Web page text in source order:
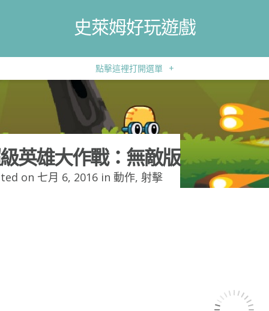
史萊姆好玩遊戲
點擊這裡打開選單 +
英雄大作戰：無敵版
on 七月 6, 2016 in 動作, 射擊